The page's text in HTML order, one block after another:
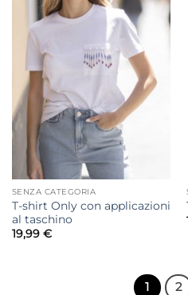
SENZA CATEGORIA
T-shirt Only con applicazioni
al taschino
19,99 €
1 2